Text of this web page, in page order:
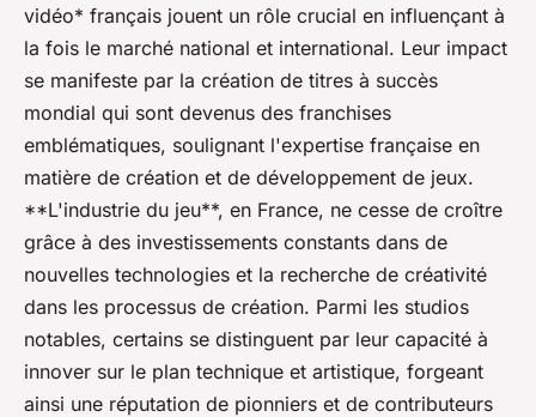
vidéo* français jouent un rôle crucial en influençant à
la fois le marché national et international. Leur impact
se manifeste par la création de titres à succès
mondial qui sont devenus des franchises
emblématiques, soulignant l'expertise française en
matière de création et de développement de jeux.
**L'industrie du jeu**, en France, ne cesse de croître
grâce à des investissements constants dans de
nouvelles technologies et la recherche de créativité
dans les processus de création. Parmi les studios
notables, certains se distinguent par leur capacité à
innover sur le plan technique et artistique, forgeant
ainsi une réputation de pionniers et de contributeurs